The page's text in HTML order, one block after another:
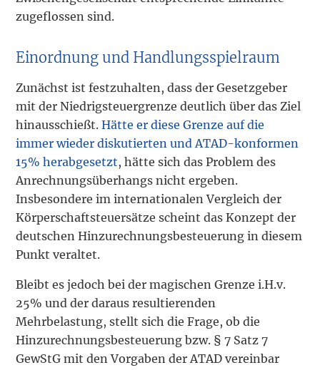
zugeflossen sind.
Einordnung und Handlungsspielraum
Zunächst ist festzuhalten, dass der Gesetzgeber
mit der Niedrigsteuergrenze deutlich über das Ziel
hinausschießt.Hätte er diese Grenze auf die
immer wieder diskutierten und ATAD-konformen
15% herabgesetzt, hätte sich das Problem des
Anrechnungsüberhangs nicht ergeben.
Insbesondere im internationalen Vergleich der
Körperschaftsteuersätze scheint das Konzept der
deutschen Hinzurechnungsbesteuerung in diesem
Punkt veraltet.
Bleibt es jedoch bei der magischen Grenze i.H.v.
25% und der daraus resultierenden
Mehrbelastung, stellt sich die Frage, ob die
Hinzurechnungsbesteuerung bzw. § 7 Satz 7
GewStG mit den Vorgaben der ATAD vereinbar